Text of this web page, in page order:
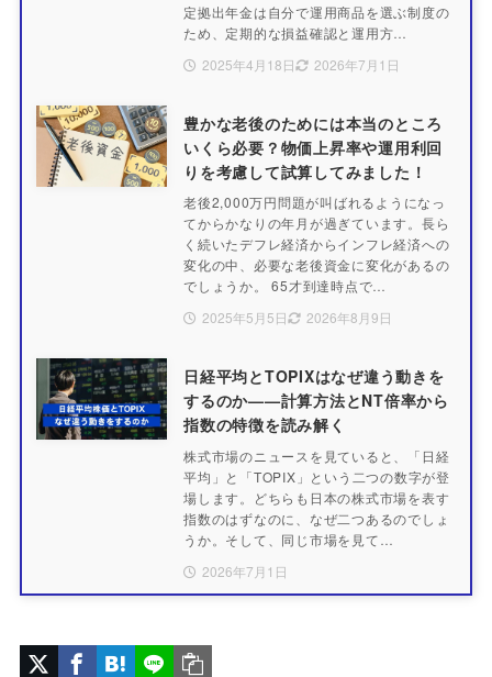
定拠出年金は自分で運用商品を選ぶ制度の
ため、定期的な損益確認と運用方…
2025年4月18日
2026年7月1日
豊かな老後のためには本当のところ
いくら必要？物価上昇率や運用利回
りを考慮して試算してみました！
老後2,000万円問題が叫ばれるようになっ
てからかなりの年月が過ぎています。長ら
く続いたデフレ経済からインフレ経済への
変化の中、必要な老後資金に変化があるの
でしょうか。 65才到達時点で…
2025年5月5日
2026年8月9日
日経平均とTOPIXはなぜ違う動きを
するのか——計算方法とNT倍率から
指数の特徴を読み解く
株式市場のニュースを見ていると、「日経
平均」と「TOPIX」という二つの数字が登
場します。どちらも日本の株式市場を表す
指数のはずなのに、なぜ二つあるのでしょ
うか。そして、同じ市場を見て…
2026年7月1日